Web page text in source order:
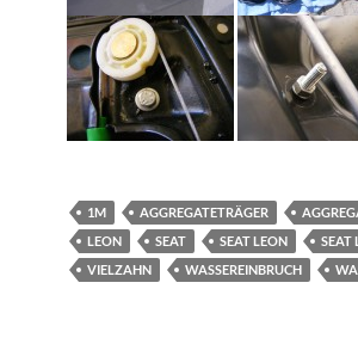
1M AGGREGATETRÄGER
LEON
SEAT SEAT LEON SEAT
VIELZAHN
WASSEREINBRUCH